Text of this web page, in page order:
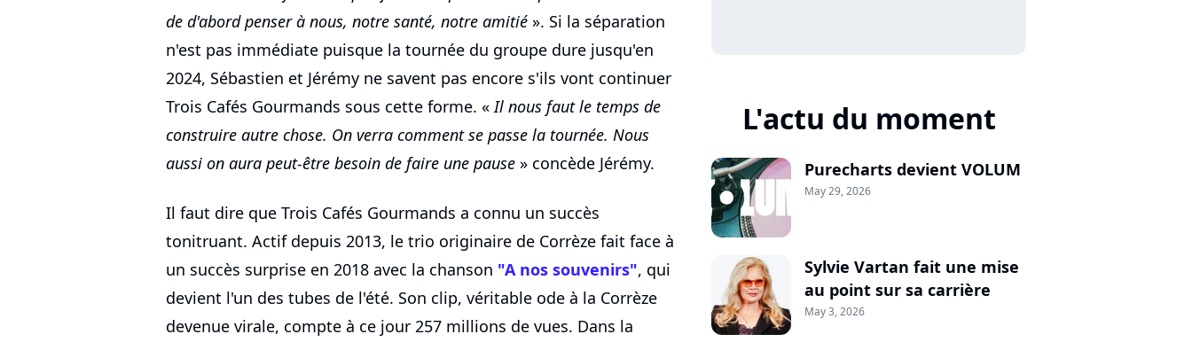
de d'abord penser à nous, notre santé, notre amitié ». Si la séparation
n'est pas immédiate puisque la tournée du groupe dure jusqu'en
2024, Sébastien et Jérémy ne savent pas encore s'ils vont continuer
Trois Cafés Gourmands sous cette forme. « Il nous faut le temps de
construire autre chose. On verra comment se passe la tournée. Nous
aussi on aura peut-être besoin de faire une pause » concède Jérémy.
Il faut dire que Trois Cafés Gourmands a connu un succès
tonitruant. Actif depuis 2013, le trio originaire de Corrèze fait face à
un succès surprise en 2018 avec la chanson "A nos souvenirs", qui
devient l'un des tubes de l'été. Son clip, véritable ode à la Corrèze
devenue virale, compte à ce jour 257 millions de vues. Dans la
L'actu du moment
Purecharts devient VOLUM
May 29, 2026
Sylvie Vartan fait une mise
au point sur sa carrière
May 3, 2026